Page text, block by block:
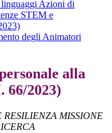
Azioni di
STEM e
degli Animatori
alla
66/2023)
MISSIONE